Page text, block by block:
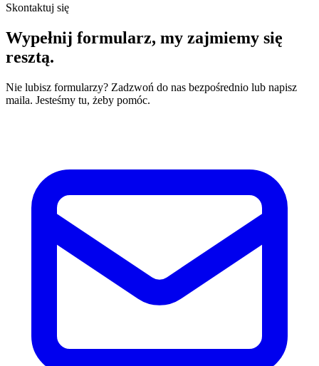
Skontaktuj się
Wypełnij formularz, my zajmiemy się
resztą.
Nie lubisz formularzy? Zadzwoń do nas bezpośrednio lub napisz
maila. Jesteśmy tu, żeby pomóc.